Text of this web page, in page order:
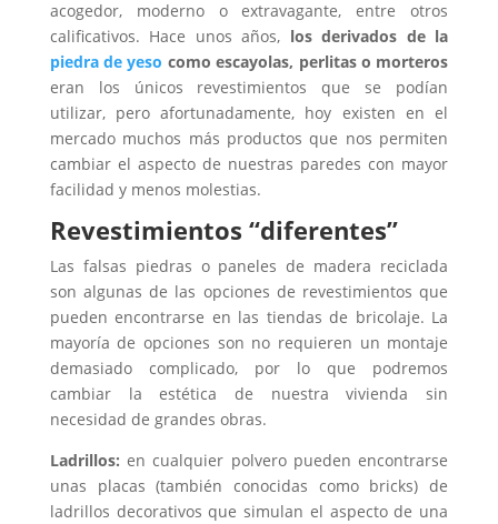
acogedor, moderno o extravagante, entre otros
calificativos. Hace unos años, los derivados de la
piedra de yeso como escayolas, perlitas o morteros
eran los únicos revestimientos que se podían
utilizar, pero afortunadamente, hoy existen en el
mercado muchos más productos que nos permiten
cambiar el aspecto de nuestras paredes con mayor
facilidad y menos molestias.
Revestimientos “diferentes”
Las falsas piedras o paneles de madera reciclada
son algunas de las opciones de revestimientos que
pueden encontrarse en las tiendas de bricolaje. La
mayoría de opciones son no requieren un montaje
demasiado complicado, por lo que podremos
cambiar la estética de nuestra vivienda sin
necesidad de grandes obras.
Ladrillos: en cualquier polvero pueden encontrarse
unas placas (también conocidas como bricks) de
ladrillos decorativos que simulan el aspecto de una